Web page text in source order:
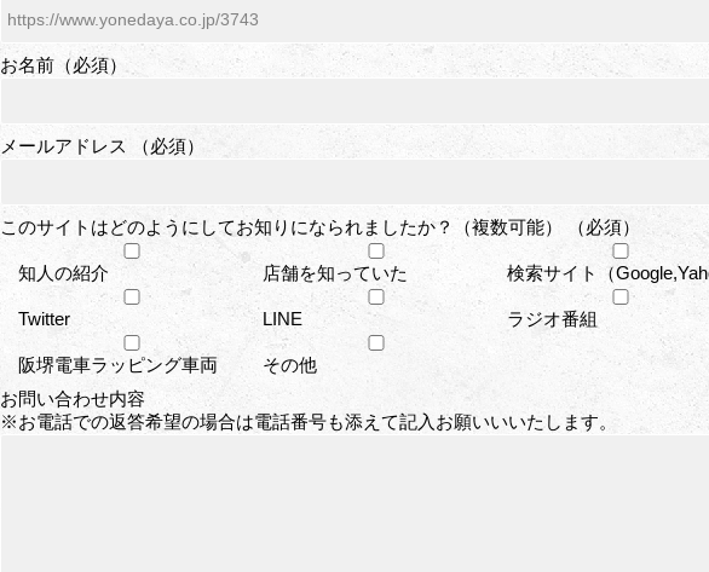
お名前（必須）
メールアドレス （必須）
このサイトはどのようにしてお知りになられましたか？（複数可能） （必須）
知人の紹介 店舗を知っていた 検索サイト（
Twitter LINE ラジオ番組
阪堺電車ラッピング車両
その他
お問い合わせ内容
※お電話での返答希望の場合は電話番号も添えて記入お願いいいたします。